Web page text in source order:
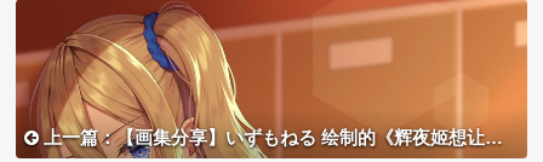
上一篇：【画集分享】いずもねる 绘制的《辉夜姬想让人告白》早坂爱